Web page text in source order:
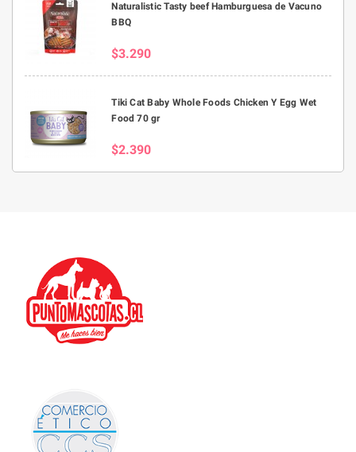
Naturalistic Tasty beef Hamburguesa de Vacuno
BBQ
$3.290
Tiki Cat Baby Whole Foods Chicken Y Egg Wet
Food 70 gr
$2.390